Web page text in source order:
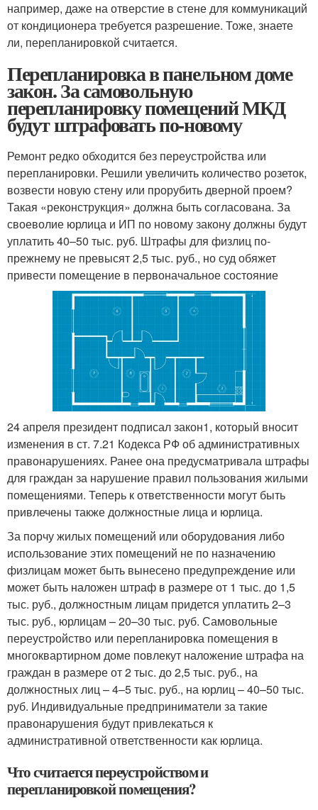
например, даже на отверстие в стене для коммуникаций
от кондиционера требуется разрешение. Тоже, знаете
ли, перепланировкой считается.
Перепланировка в панельном доме
закон. За самовольную
перепланировку помещений МКД
будут штрафовать по-новому
Ремонт редко обходится без переустройства или
перепланировки. Решили увеличить количество розеток,
возвести новую стену или прорубить дверной проем?
Такая «реконструкция» должна быть согласована. За
своеволие юрлица и ИП по новому закону должны будут
уплатить 40–50 тыс. руб. Штрафы для физлиц по-
прежнему не превысят 2,5 тыс. руб., но суд обяжет
привести помещение в первоначальное состояние
24 апреля президент подписал закон1, который вносит
изменения в ст. 7.21 Кодекса РФ об административных
правонарушениях. Ранее она предусматривала штрафы
для граждан за нарушение правил пользования жилыми
помещениями. Теперь к ответственности могут быть
привлечены также должностные лица и юрлица.
За порчу жилых помещений или оборудования либо
использование этих помещений не по назначению
физлицам может быть вынесено предупреждение или
может быть наложен штраф в размере от 1 тыс. до 1,5
тыс. руб., должностным лицам придется уплатить 2–3
тыс. руб., юрлицам – 20–30 тыс. руб. Самовольные
переустройство или перепланировка помещения в
многоквартирном доме повлекут наложение штрафа на
граждан в размере от 2 тыс. до 2,5 тыс. руб., на
должностных лиц – 4–5 тыс. руб., на юрлиц – 40–50 тыс.
руб. Индивидуальные предприниматели за такие
правонарушения будут привлекаться к
административной ответственности как юрлица.
Что считается переустройством и
перепланировкой помещения?